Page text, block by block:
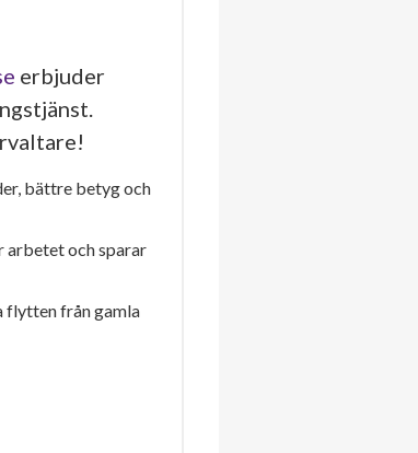
erbjuder
bättre betyg och
arbetet och sparar
flytten från gamla